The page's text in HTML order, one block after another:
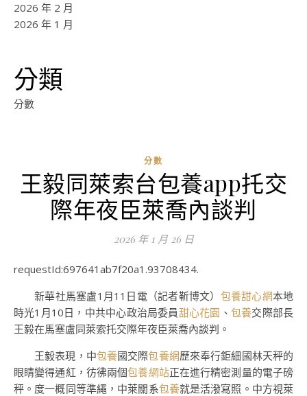
2026 年 2 月
2026 年 1 月
分類
分數
分數
王毅同萊索台包養app托交
際年夜臣萊喬內談判
2026 年 1 月 26 日
requestId:697641ab7f20a1.93708434.
新華社馬塞盧1月11日電（記者靳博文） 包養甜心網本地
時光1月10日，中共中心政治局委員甜心花園 、 包養交際部長
王毅在馬塞盧同萊索托交際年夜臣萊喬內談判。
王毅表現，中包養國交際包養網歷來奉行鉅細國林天秤的
眼睛變得通紅，彷彿兩個包養網站正在進行精密測量的電子磅
秤。度一概同等準繩，中萊關系包養就是活潑寫照。中方視萊